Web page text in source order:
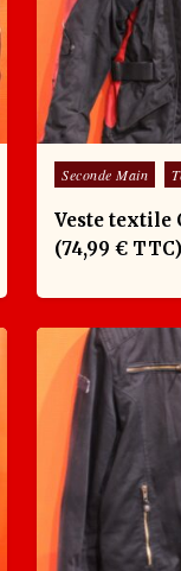
Posted in
Seconde Main
Veste textile
(74,99 € TTC)